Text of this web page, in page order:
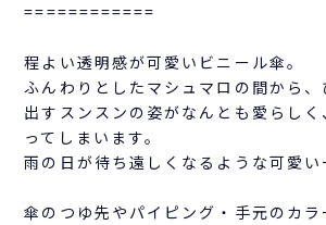
============
程よい透明感が可愛いビニール傘。
ふんわりとしたマシュマロの間から
出すスンスンの姿がなんとも愛らし
ってしまいます。
雨の日が待ち遠しくなるような可愛
傘のつゆ先やパイピング・手元のカラ